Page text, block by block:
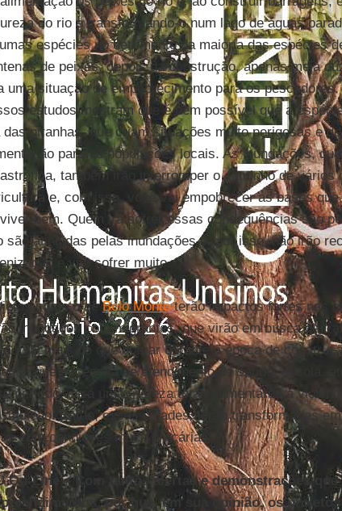
do rio e transformando-o num lago de águas
espécies no detrimento da maioria das espécies
de peixes, depois da construção, apenas meia
uma situação de empobrecimento para os
estudos mostram que é bem possível que a
das piranhas, que criam situações muito perigosas e
para as populações locais. As inundações,
também irão interromper o caminho de vários
e, com isso, você vai empobrecer as bases
bem. Quem irá sofrer essas consequências são
são atingidas pelas inundações e, por isso, não irão
e vão sofrer muito.
como o deBelo Monteterão impactos fortes nas
inundados com migrantes, que virão em busca de
vai mais do que dobrar durante a época de
que necessita de atendimento de saúde, escola,
período, será uma tristeza total: aumentarão a
Então, essas cidades serão transformadas
com condições muito precárias.
On-Line – Com tantos alertas e demonstrações
por que, em sua opinião, os